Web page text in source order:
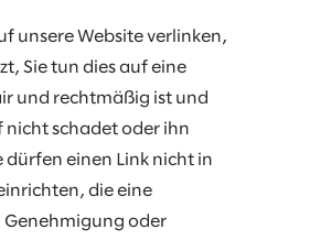
unsere Website verlinken,
Sie tun dies auf eine
und rechtmäßig ist und
nicht schadet oder ihn
dürfen einen Link nicht in
die eine
Genehmigung oder